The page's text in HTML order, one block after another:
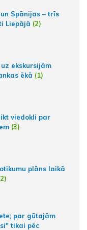
Spānijas – trīs
Liepājā (2)
ekskursijām
ēkā (1)
viedokli par
(3)
plāns laikā
par gūtajām
tikai pēc